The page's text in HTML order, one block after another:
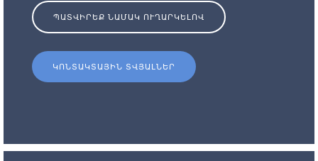
ՊԱՏՎԻՐԵՔ ՆԱՄԱԿ ՈՒՂԱՐԿԵԼՈՎ
ԿՈՆՏԱԿՏԱՅԻՆ ՏՎՅԱԼՆԵՐ